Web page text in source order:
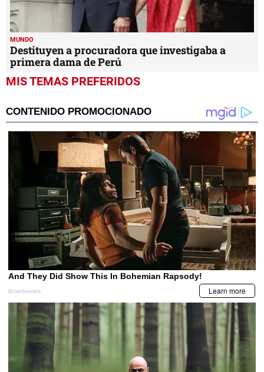
MUNDO
Destituyen a procuradora que investigaba a
primera dama de Perú
MIS TEMAS PREFERIDOS